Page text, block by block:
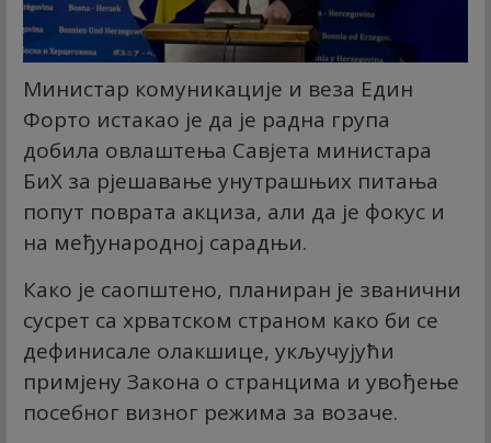
Министар комуникације и веза Един
Форто истакао је да је радна група
добила овлаштења Савјета министара
БиХ за рјешавање унутрашњих питања
попут поврата акциза, али да је фокус и
на међународној сарадњи.
Како је саопштено, планиран је званични
сусрет са хрватском страном како би се
дефинисале олакшице, укључујући
примјену Закона о странцима и увођење
посебног визног режима за возаче.